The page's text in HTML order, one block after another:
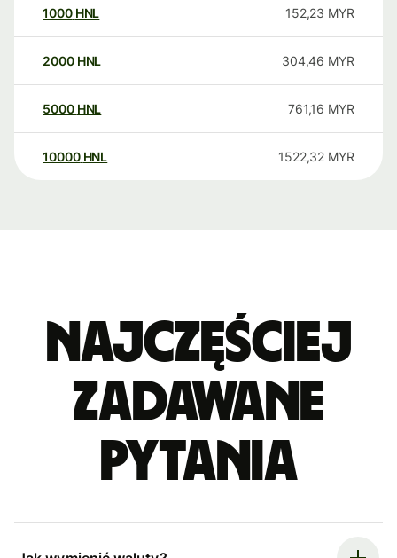
1000 HNL 152,23 MYR
2000 HNL 304,46 MYR
5000 HNL 761,16 MYR
10000 HNL 1522,32 MYR
Najczęściej
zadawane
pytania